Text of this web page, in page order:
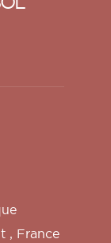
, France